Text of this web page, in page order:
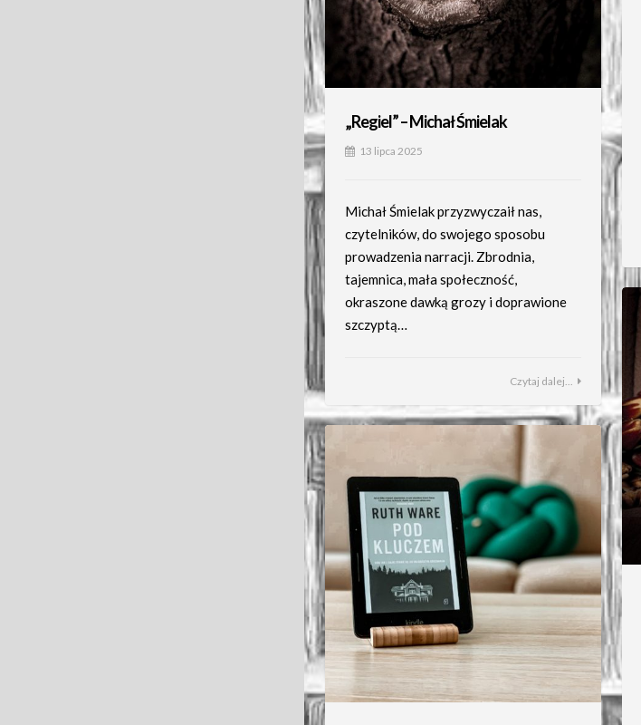
„Regiel” – Michał Śmielak
13 lipca 2025
Michał Śmielak przyzwyczaił nas,
czytelników, do swojego sposobu
prowadzenia narracji. Zbrodnia,
tajemnica, mała społeczność,
okraszone dawką grozy i doprawione
szczyptą…
Czytaj dalej...